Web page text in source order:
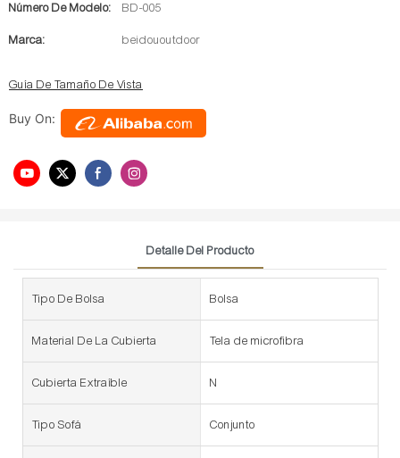
Número De Modelo:
BD-005
Marca: beidououtdoor
Guía De Tamaño De Vista
Buy On:
Detalle Del Producto
Tipo De Bolsa Bolsa
Material De La Cubierta Tela de microfibra
Cubierta Extraíble N
Tipo Sofá Conjunto